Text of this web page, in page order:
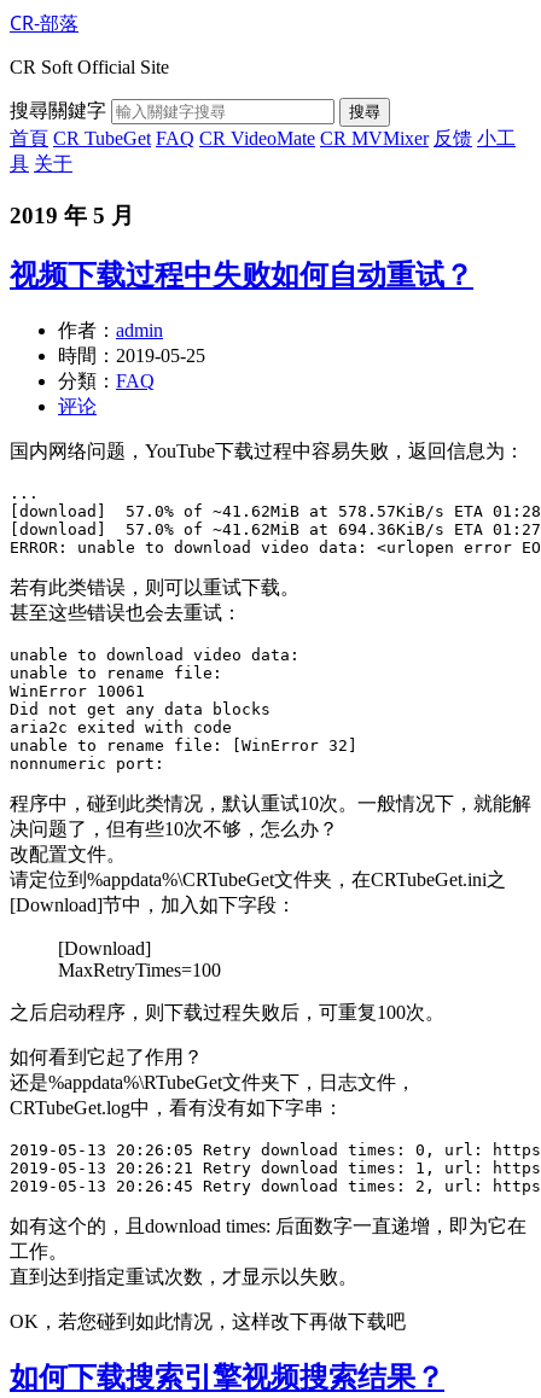
CR-部落
CR Soft Official Site
搜尋關鍵字 搜尋
首頁 CR TubeGet FAQ CR VideoMate CR MVMixer 反馈 小工
具 关于
2019 年 5 月
视频下载过程中失败如何自动重试？
作者： admin
時間： 2019-05-25
分類： FAQ
评论
国内网络问题，YouTube下载过程中容易失败，返回信息为：
...
[download]  57.0% of ~41.62MiB at 578.57KiB/s ETA
[download]  57.0% of ~41.62MiB at 694.36KiB/s ETA
若有此类错误，则可以重试下载。
甚至这些错误也会去重试：
unable to download video data:
unable to rename file:
WinError 10061
Did not get any data blocks
aria2c exited with code
unable to rename file: [WinError 32]
程序中，碰到此类情况，默认重试10次。一般情况下，就能解
决问题了，但有些10次不够，怎么办？
改配置文件。
请定位到%appdata%\CRTubeGet文件夹，在CRTubeGet.ini之
[Download]节中，加入如下字段：
[Download]
MaxRetryTimes=100
之后启动程序，则下载过程失败后，可重复100次。
如何看到它起了作用？
还是%appdata%\RTubeGet文件夹下，日志文件，
CRTubeGet.log中，看有没有如下字串：
2019-05-13 20:26:05 Retry download times: 0, url: https://
2019-05-13 20:26:21 Retry download times: 1, url: https://
2019-05-13 20:26:45 Retry download times: 2, url: https://
如有这个的，且download times: 后面数字一直递增，即为它在
工作。
直到达到指定重试次数，才显示以失败。
OK，若您碰到如此情况，这样改下再做下载吧
如何下载搜索引擎视频搜索结果？